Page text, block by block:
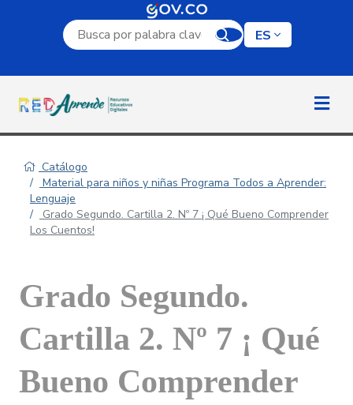
Campo de búsqueda por palabra clave
ES
Catálogo
Material para niños y niñas Programa Todos a Aprender:
Lenguaje
Grado Segundo. Cartilla 2. Nº 7 ¡ Qué Bueno Comprender
Los Cuentos!
Grado Segundo.
Cartilla 2. Nº 7 ¡ Qué
Bueno Comprender